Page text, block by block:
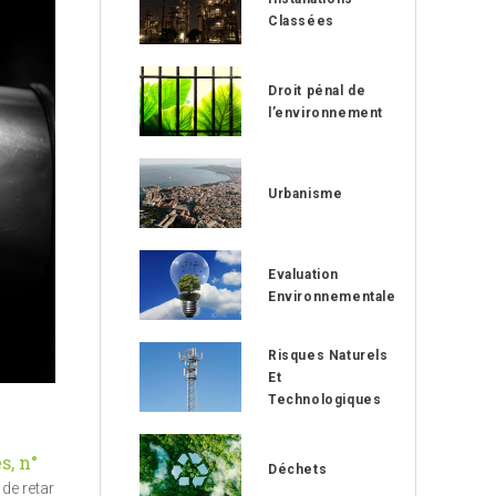
n°
retard.
Classées
Droit pénal de
l’environnement
Urbanisme
Evaluation
Environnementale
Risques Naturels
Et
Technologiques
Déchets